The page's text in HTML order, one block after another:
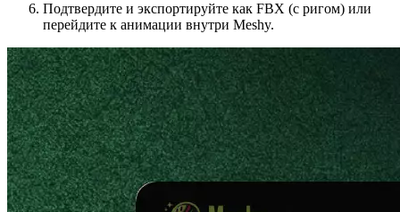
Подтвердите и экспортируйте как FBX (с ригом) или
перейдите к анимации внутри Meshy.